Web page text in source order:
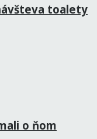
toalety
o ňom